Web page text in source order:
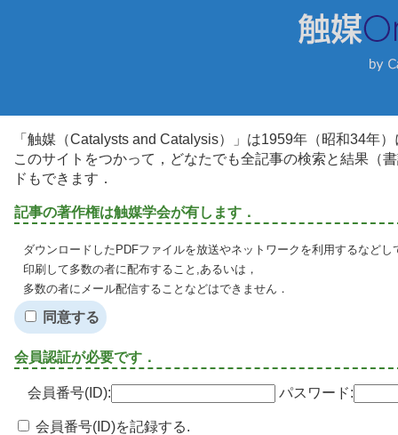
「触媒（Catalysts and Catalysis）」は1959年（昭和34年
このサイトをつかって，どなたでも全記事の検索と結果（
ドもできます．
記事の著作権は触媒学会が有します．
ダウンロードしたPDFファイルを放送やネットワークを利用するなど
印刷して多数の者に配布すること,あるいは，
多数の者にメール配信することなどはできません．
同意する
会員認証が必要です．
会員番号(ID): パスワード:
会員番号(ID)を記録する.